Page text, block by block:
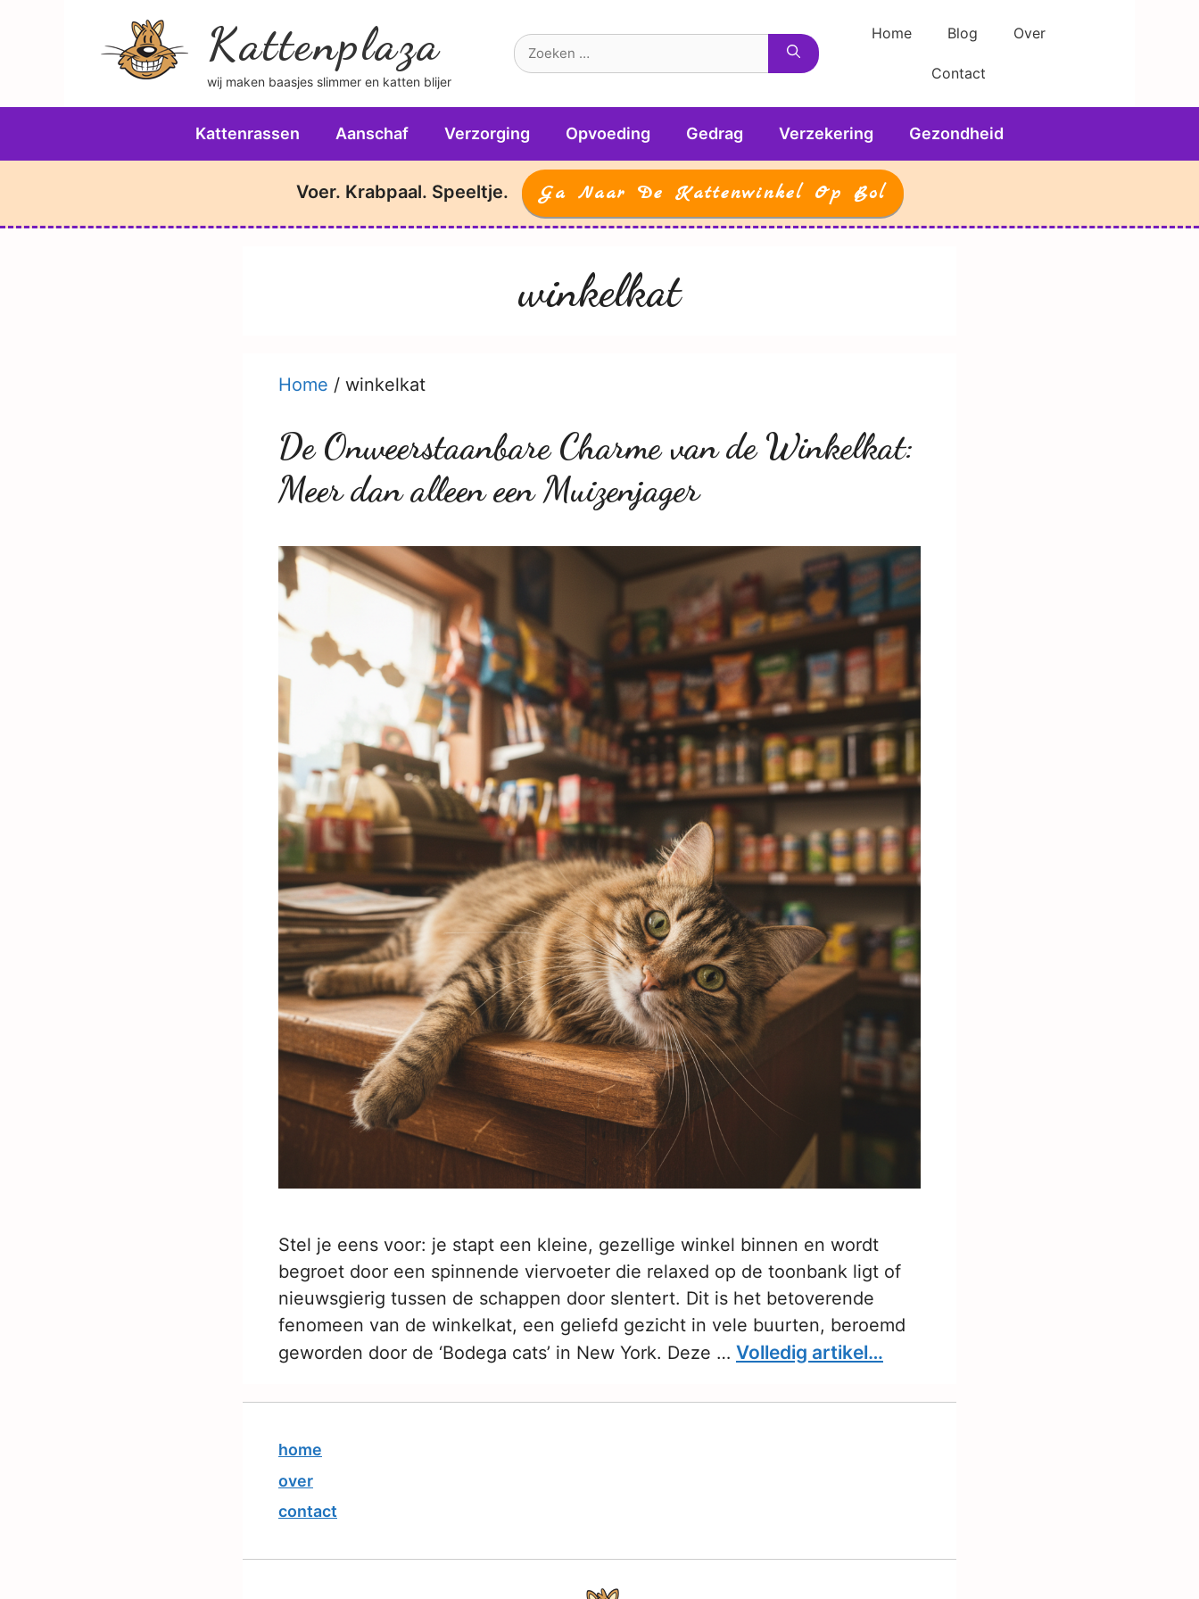
Kattenplaza
wij maken baasjes slimmer en katten blijer
Home Blog Over
Contact
Kattenrassen Aanschaf Verzorging Opvoeding Gedrag Verzekering Gezondheid
Voer. Krabpaal. Speeltje. Ga Naar De Kattenwinkel Op Bol
winkelkat
Home / winkelkat
De Onweerstaanbare Charme van de Winkelkat:
Meer dan alleen een Muizenjager
Stel je eens voor: je stapt een kleine, gezellige winkel binnen en wordt
begroet door een spinnende viervoeter die relaxed op de toonbank ligt of
nieuwsgierig tussen de schappen door slentert. Dit is het betoverende
fenomeen van de winkelkat, een geliefd gezicht in vele buurten, beroemd
geworden door de ‘Bodega cats’ in New York. Deze … Volledig artikel…
home
over
contact